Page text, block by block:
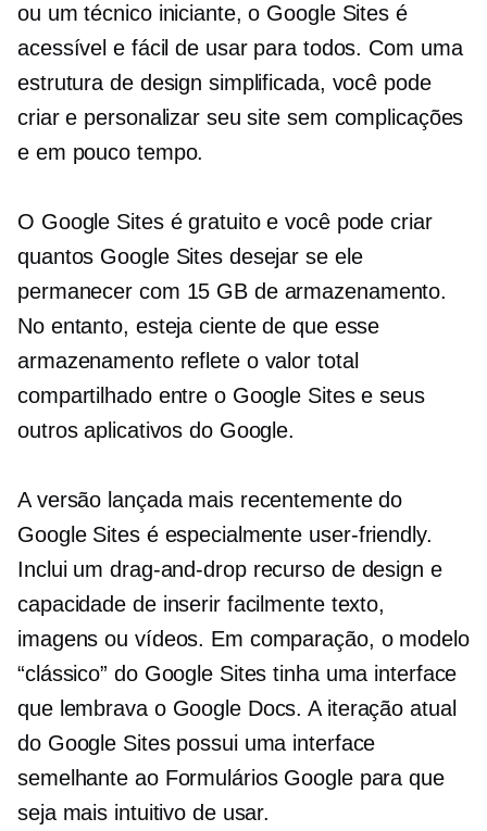
ou um técnico iniciante, o Google Sites é
acessível e fácil de usar para todos. Com uma
estrutura de design simplificada, você pode
criar e personalizar seu site sem complicações
e em pouco tempo.
O Google Sites é gratuito e você pode criar
quantos Google Sites desejar se ele
permanecer com 15 GB de armazenamento.
No entanto, esteja ciente de que esse
armazenamento reflete o valor total
compartilhado entre o Google Sites e seus
outros aplicativos do Google.
A versão lançada mais recentemente do
Google Sites é especialmente user-friendly.
Inclui umdrag-and-droprecurso de design e
capacidade de inserir facilmente texto,
imagens ou vídeos. Em comparação, o modelo
“clássico” do Google Sites tinha uma interface
que lembrava o Google Docs. A iteração atual
do Google Sites possui uma interface
semelhante ao Formulários Google para que
seja mais intuitivo de usar.